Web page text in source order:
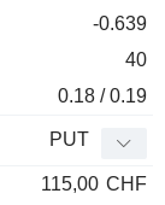
-0.639
40
0.18 / 0.19
PUT
115,00 CHF